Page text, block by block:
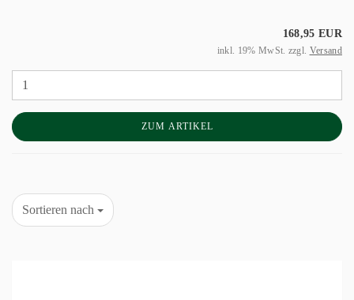
168,95 EUR
inkl. 19% MwSt. zzgl. Versand
ZUM ARTIKEL
Sortieren nach